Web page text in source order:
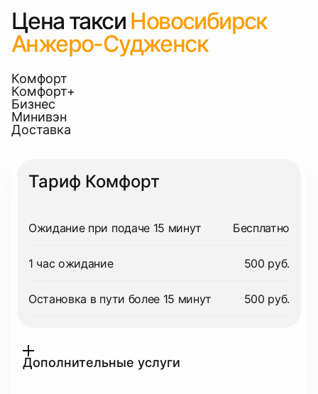
Цена такси Новосибирск
Анжеро-Судженск
Комфорт
Комфорт+
Бизнес
Минивэн
Доставка
Тариф Комфорт
Ожидание при подаче 15 минут Бесплатно
1 час ожидание 500 руб.
Остановка в пути более 15 минут 500 руб.
Дополнительные услуги